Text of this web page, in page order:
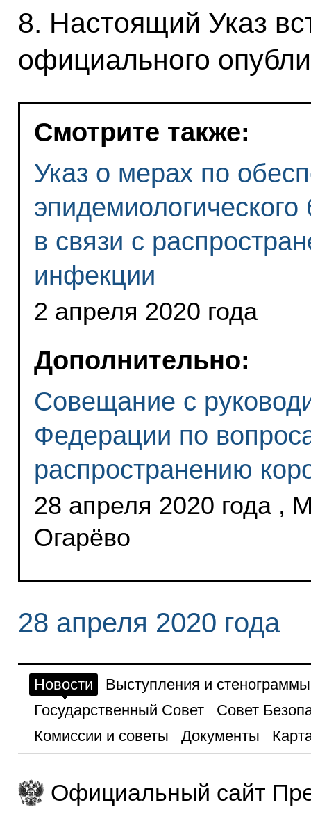
8. Настоящий Указ
официального
Смотрите также:
Указ о мерах по
в связи с
инфекции
2 апреля 2020 года
Дополнительно:
Совещание с
Федерации по
распространению
28 апреля 2020 года ,
Огарёво
28 апреля 2020 года
Новости
Выступления и стенограммы
Государственный Совет
Совет
Комиссии и советы
Документы
Официальный сайт